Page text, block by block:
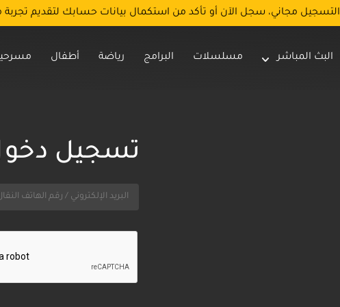
التسجيل مجاني، سجل الآن أو تأكد من استكمال بيانات حسابك لتقديم
البث المباشر مسلسلات البرامج رياضة أطفال
تسجيل